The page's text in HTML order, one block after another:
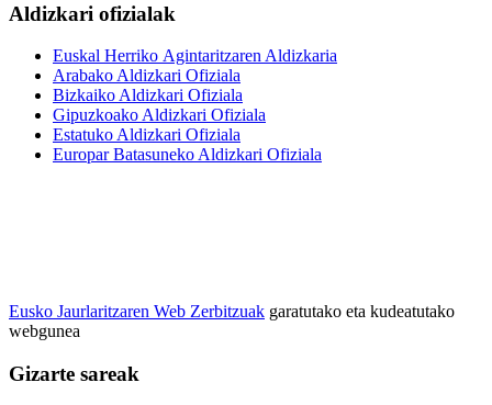
Aldizkari ofizialak
Euskal Herriko Agintaritzaren Aldizkaria
Arabako Aldizkari Ofiziala
Bizkaiko Aldizkari Ofiziala
Gipuzkoako Aldizkari Ofiziala
Estatuko Aldizkari Ofiziala
Europar Batasuneko Aldizkari Ofiziala
Eusko Jaurlaritzaren Web Zerbitzuak garatutako eta kudeatutako
webgunea
Gizarte sareak